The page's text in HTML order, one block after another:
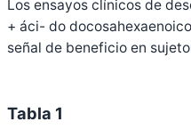
Los ensayos clínicos de
+ áci- do
señal de beneficio en
Tabla 1